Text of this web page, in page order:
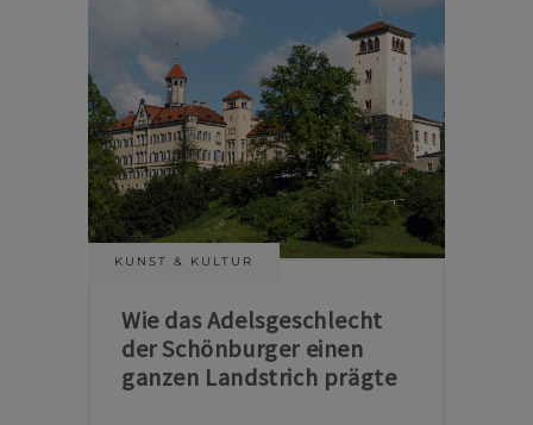
KUNST & KULTUR
Wie das Adelsgeschlecht
der Schönburger einen
ganzen Landstrich prägte